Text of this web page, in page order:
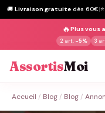
🚚 Livraison gratuite dès 60€|⭐
🔥Plus vous
2 art. -5% 3
AssortisMoi
Accueil / Blog / Blog /